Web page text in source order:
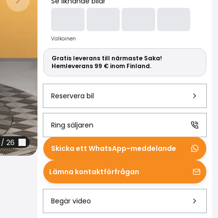
Nästa bild
26
Valkoinen
Gratis leverans till närmaste Saka!
Hemleverans 99 € inom Finland.
Reservera bil
Skicka ett WhatsApp-meddelande
Ring säljaren
Lämna kontaktförfrågan
Begär video